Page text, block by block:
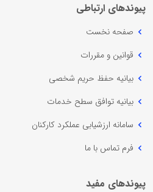
پیوندهای ارتباطی
صفحه نخست
قوانین و مقررات
بیانیه حفظ حریم شخصی
بیانیه توافق سطح خدمات
سامانه ارزشیابی عملکرد کارکنان
فرم تماس با ما
پیوندهای مفید